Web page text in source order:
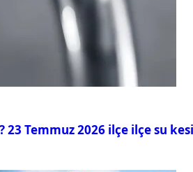
23 Temmuz 2026 ilçe ilçe su